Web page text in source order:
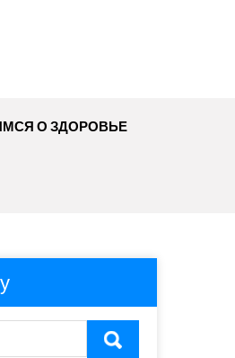
О ЗДОРОВЬЕ